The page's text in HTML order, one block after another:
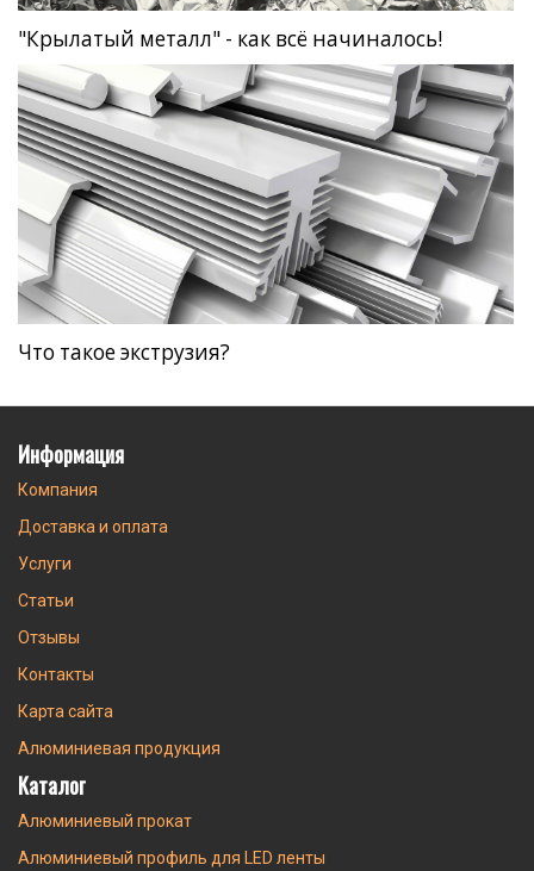
"Крылатый металл" - как всё начиналось!
Что такое экструзия?
Информация
Компания
Доставка и оплата
Услуги
Статьи
Отзывы
Контакты
Карта сайта
Алюминиевая продукция
Каталог
Алюминиевый прокат
Алюминиевый профиль для LED ленты